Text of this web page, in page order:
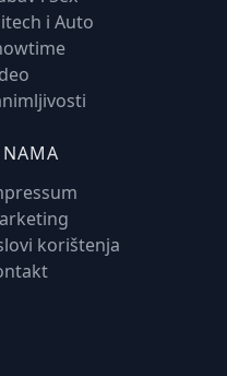
i Auto
korištenja